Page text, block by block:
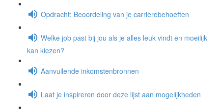
Opdracht: Beoordeling van je carrièrebehoeften
Welke job past bij jou als je alles leuk vindt en moeilijk
kan kiezen?
Aanvullende inkomstenbronnen
Laat je inspireren door deze lijst aan mogelijkheden